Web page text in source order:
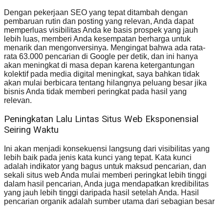
Dengan pekerjaan SEO yang tepat ditambah dengan
pembaruan rutin dan posting yang relevan, Anda dapat
memperluas visibilitas Anda ke basis prospek yang jauh
lebih luas, memberi Anda kesempatan berharga untuk
menarik dan mengonversinya. Mengingat bahwa ada rata-
rata 63.000 pencarian di Google per detik, dan ini hanya
akan meningkat di masa depan karena ketergantungan
kolektif pada media digital meningkat, saya bahkan tidak
akan mulai berbicara tentang hilangnya peluang besar jika
bisnis Anda tidak memberi peringkat pada hasil yang
relevan.
Peningkatan Lalu Lintas Situs Web Eksponensial
Seiring Waktu
Ini akan menjadi konsekuensi langsung dari visibilitas yang
lebih baik pada jenis kata kunci yang tepat. Kata kunci
adalah indikator yang bagus untuk maksud pencarian, dan
sekali situs web Anda mulai memberi peringkat lebih tinggi
dalam hasil pencarian, Anda juga mendapatkan kredibilitas
yang jauh lebih tinggi daripada hasil setelah Anda. Hasil
pencarian organik adalah sumber utama dari sebagian besar